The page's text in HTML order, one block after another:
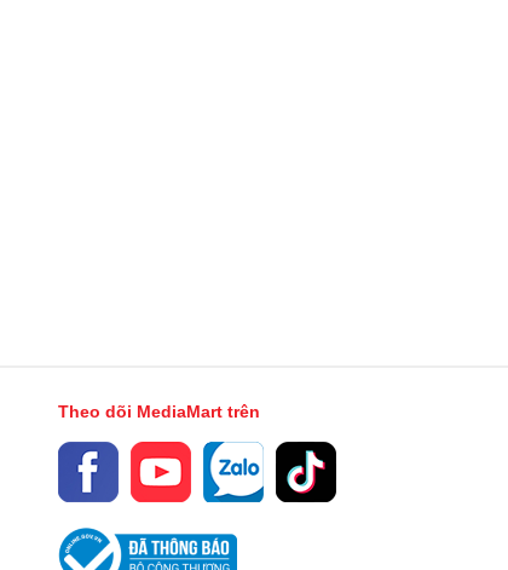
Theo dõi MediaMart trên